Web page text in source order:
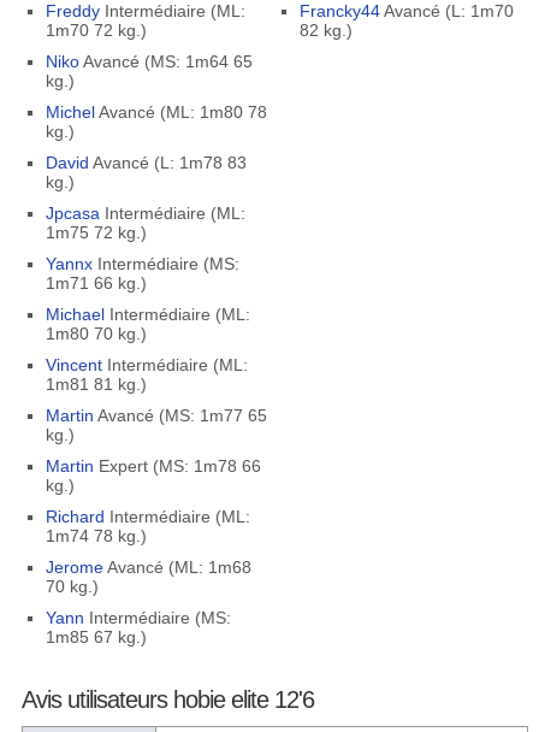
FreddyIntermédiaire (ML:
1m70 72 kg.)
NikoAvancé (MS: 1m64 65
kg.)
MichelAvancé (ML: 1m80 78
kg.)
David Avancé (L: 1m78 83
kg.)
Jpcasa Intermédiaire (ML:
1m75 72 kg.)
YannxIntermédiaire (MS:
1m71 66 kg.)
MichaelIntermédiaire (ML:
1m80 70 kg.)
VincentIntermédiaire (ML:
1m81 81 kg.)
Martin Avancé (MS: 1m77 65
kg.)
Martin Expert (MS: 1m78 66
kg.)
Richard Intermédiaire (ML:
1m74 78 kg.)
JeromeAvancé (ML: 1m68
70 kg.)
Yann Intermédiaire (MS:
1m85 67 kg.)
Francky44Avancé (L: 1m70
82 kg.)
Avis utilisateurs hobie elite 12'6